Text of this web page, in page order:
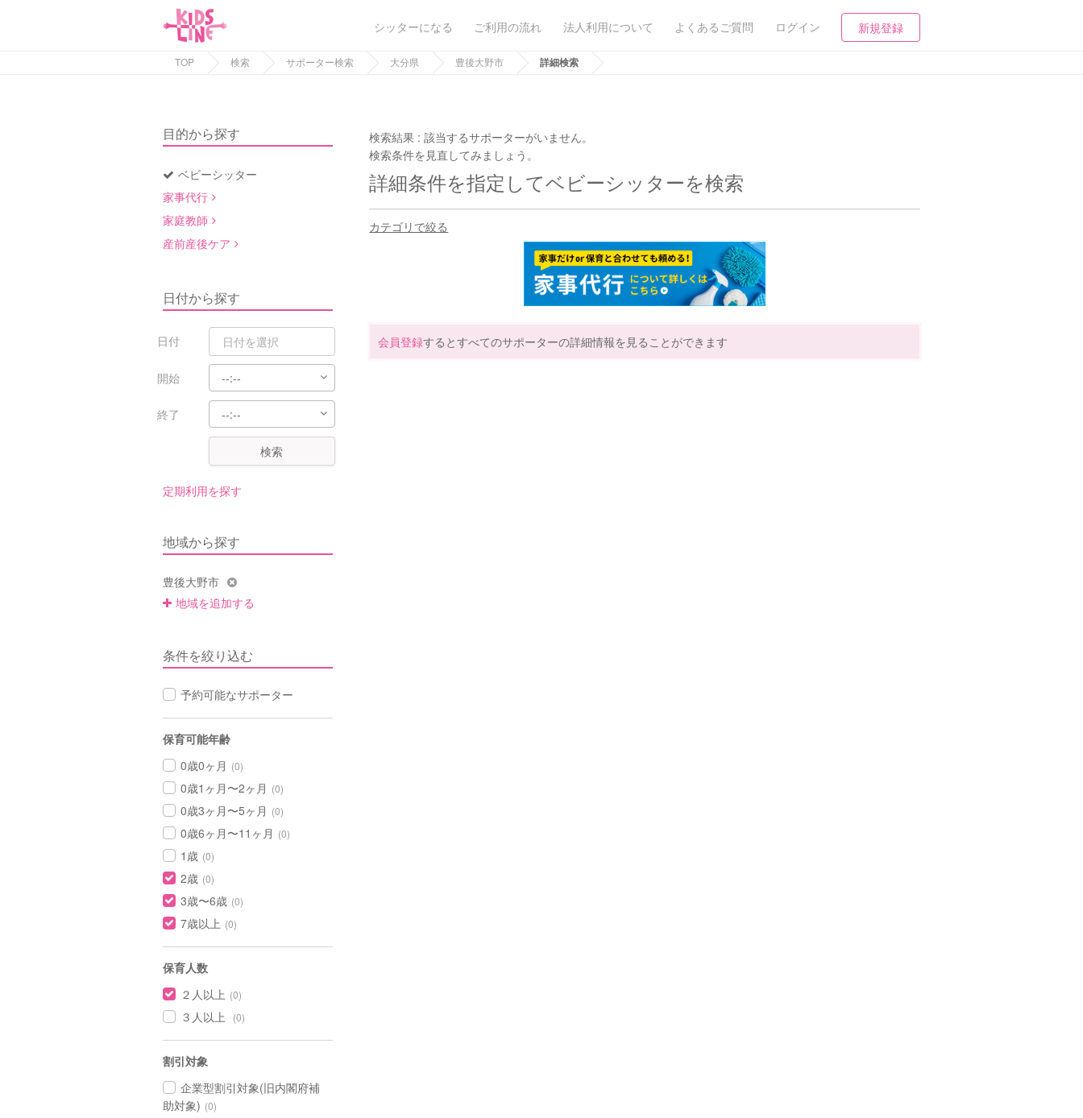
シッターになる ご利用の流れ 法人利用について よくあるご質問 ログイン 新規登録
TOP 検索 サポーター検索 大分県 豊後大野市 詳細検索
目的から探す
ベビーシッター
家事代行
家庭教師
産前産後ケア
日付から探す
日付
開始
終了
検索
定期利用を探す
地域から探す
豊後大野市
地域を追加する
条件を絞り込む
予約可能なサポーター
保育可能年齢
0歳0ヶ月 (0)
0歳1ヶ月〜2ヶ月 (0)
0歳3ヶ月〜5ヶ月 (0)
0歳6ヶ月〜11ヶ月 (0)
1歳 (0)
2歳 (0)
3歳〜6歳 (0)
7歳以上 (0)
保育人数
２人以上 (0)
３人以上 (0)
割引対象
企業型割引対象(旧内閣府補
助対象) (0)
検索結果 :該当するサポーターがいません。
検索条件を見直してみましょう。
詳細条件を指定してベビーシッターを検索
カテゴリで絞る
会員登録するとすべてのサポーターの詳細情報を見ることができます